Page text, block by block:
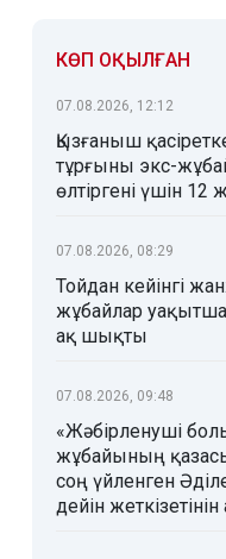
КӨП ОҚЫЛҒАН
07.08.2026, 12:12
Қызғаныш
тұрғыны экс-
өлтіргені үшін 12
07.08.2026, 08:29
Тойдан кейінгі
жұбайлар уақытша
ақ шықты
07.08.2026, 09:48
«Жәбірленуші
жұбайының
соң үйленген
дейін